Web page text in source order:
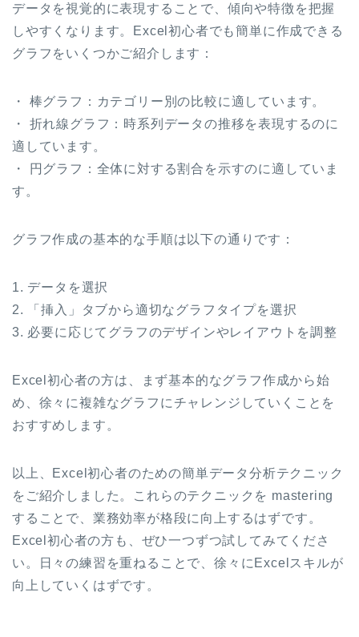
データを視覚的に表現することで、傾向や特徴を把握
しやすくなります。Excel初心者でも簡単に作成できる
グラフをいくつかご紹介します：
・ 棒グラフ：カテゴリー別の比較に適しています。
・ 折れ線グラフ：時系列データの推移を表現するのに
適しています。
・ 円グラフ：全体に対する割合を示すのに適していま
す。
グラフ作成の基本的な手順は以下の通りです：
1. データを選択
2. 「挿入」タブから適切なグラフタイプを選択
3. 必要に応じてグラフのデザインやレイアウトを調整
Excel初心者の方は、まず基本的なグラフ作成から始
め、徐々に複雑なグラフにチャレンジしていくことを
おすすめします。
以上、Excel初心者のための簡単データ分析テクニック
をご紹介しました。これらのテクニックを mastering
することで、業務効率が格段に向上するはずです。
Excel初心者の方も、ぜひ一つずつ試してみてくださ
い。日々の練習を重ねることで、徐々にExcelスキルが
向上していくはずです。